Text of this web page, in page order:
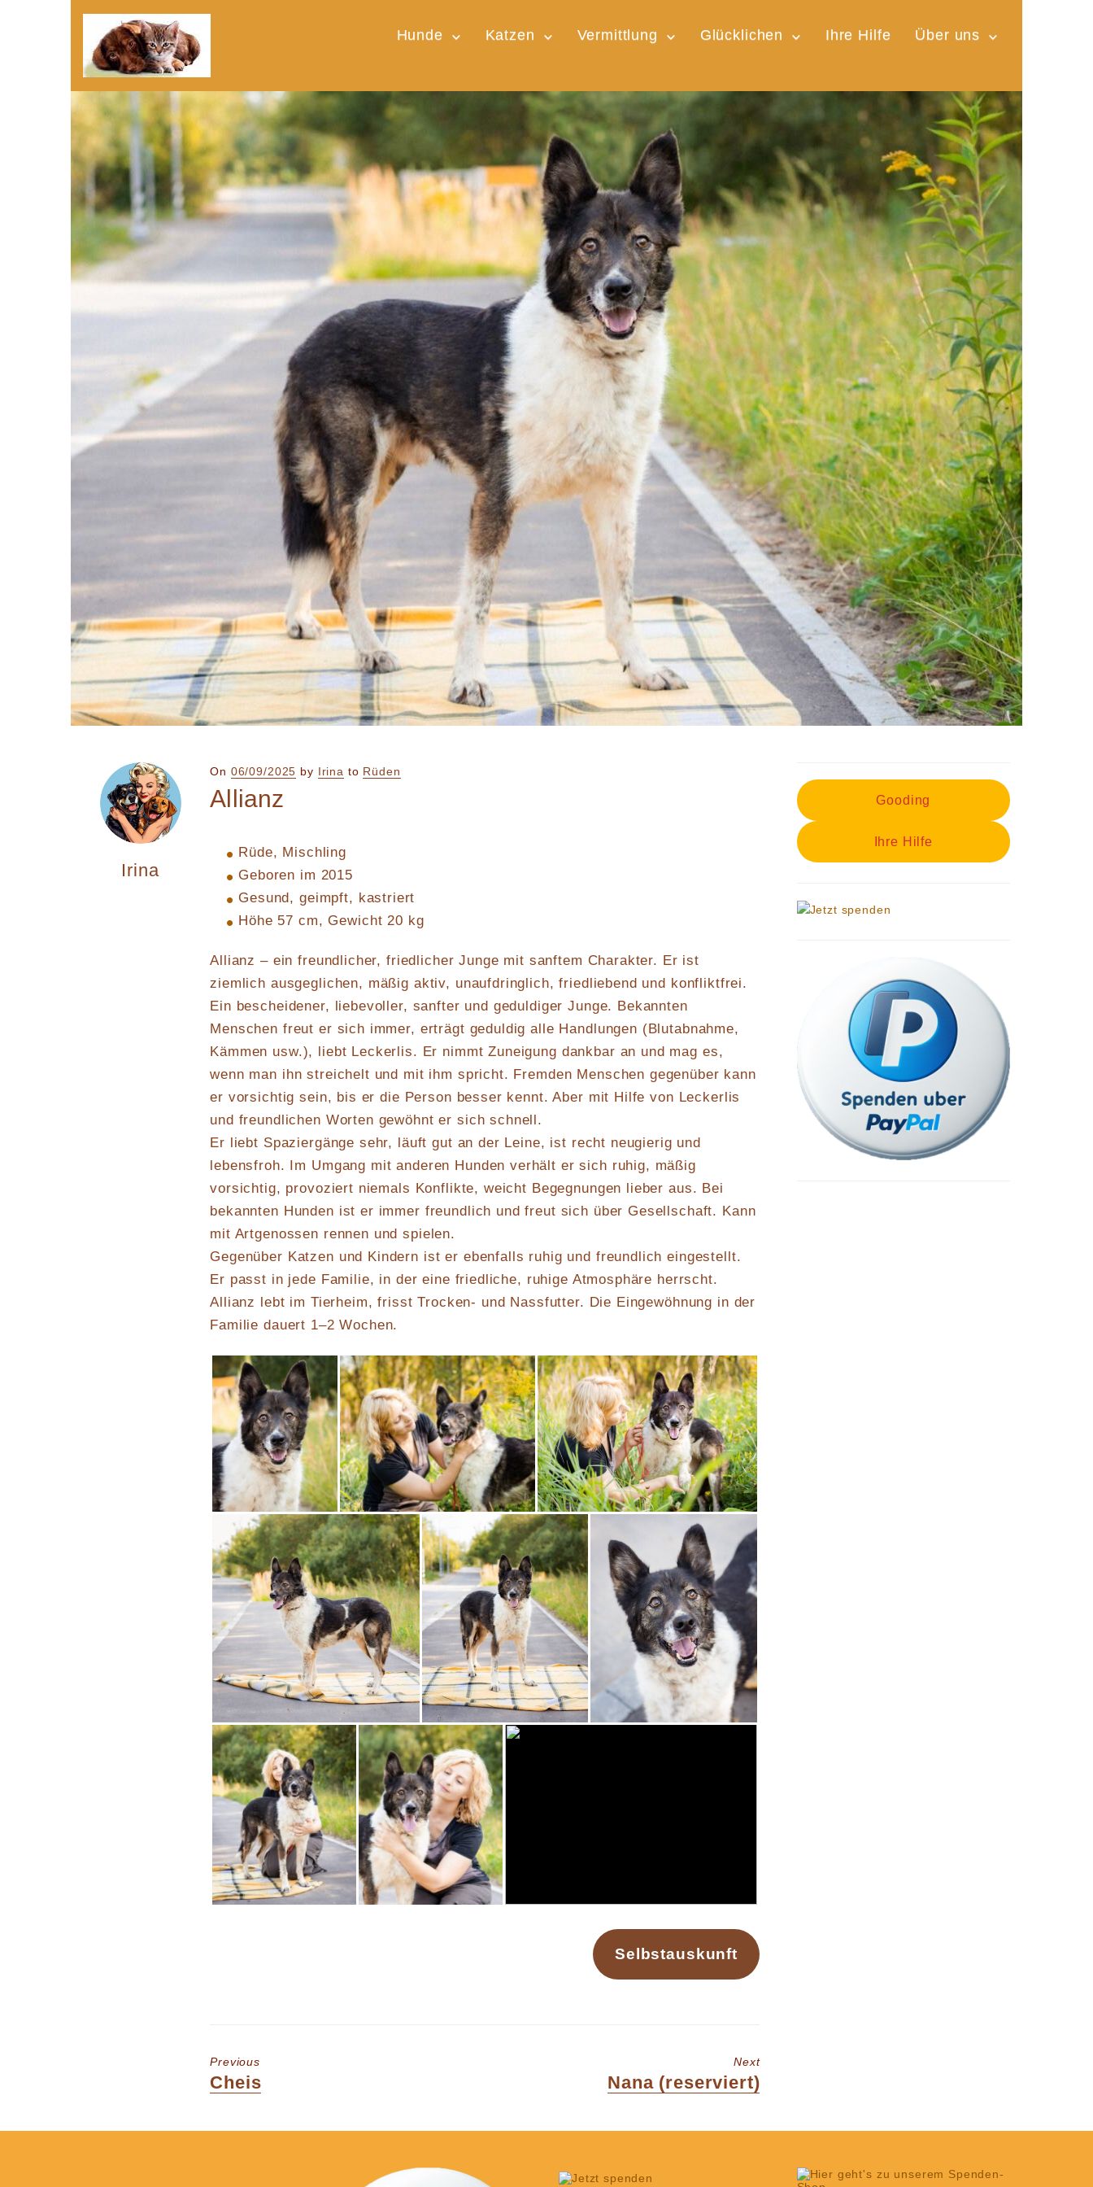
Hunde Katzen Vermittlung Glücklichen Ihre Hilfe Über uns
Irina
On Posted
on
06/09/2025 by Irina to Rüden
Allianz
Rüde, Mischling
Geboren im 2015
Gesund, geimpft, kastriert
Höhe 57 cm, Gewicht 20 kg
Allianz – ein freundlicher, friedlicher Junge mit sanftem Charakter. Er ist
ziemlich ausgeglichen, mäßig aktiv, unaufdringlich, friedliebend und konfliktfrei.
Ein bescheidener, liebevoller, sanfter und geduldiger Junge. Bekannten
Menschen freut er sich immer, erträgt geduldig alle Handlungen (Blutabnahme,
Kämmen usw.), liebt Leckerlis. Er nimmt Zuneigung dankbar an und mag es,
wenn man ihn streichelt und mit ihm spricht. Fremden Menschen gegenüber kann
er vorsichtig sein, bis er die Person besser kennt. Aber mit Hilfe von Leckerlis
und freundlichen Worten gewöhnt er sich schnell.
Er liebt Spaziergänge sehr, läuft gut an der Leine, ist recht neugierig und
lebensfroh. Im Umgang mit anderen Hunden verhält er sich ruhig, mäßig
vorsichtig, provoziert niemals Konflikte, weicht Begegnungen lieber aus. Bei
bekannten Hunden ist er immer freundlich und freut sich über Gesellschaft. Kann
mit Artgenossen rennen und spielen.
Gegenüber Katzen und Kindern ist er ebenfalls ruhig und freundlich eingestellt.
Er passt in jede Familie, in der eine friedliche, ruhige Atmosphäre herrscht.
Allianz lebt im Tierheim, frisst Trocken- und Nassfutter. Die Eingewöhnung in der
Familie dauert 1–2 Wochen.
Selbstauskunft
Previous
Previous
Cheis
Next
Next
Nana (reserviert)
Gooding
Ihre Hilfe